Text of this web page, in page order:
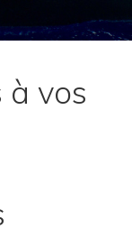
à vos